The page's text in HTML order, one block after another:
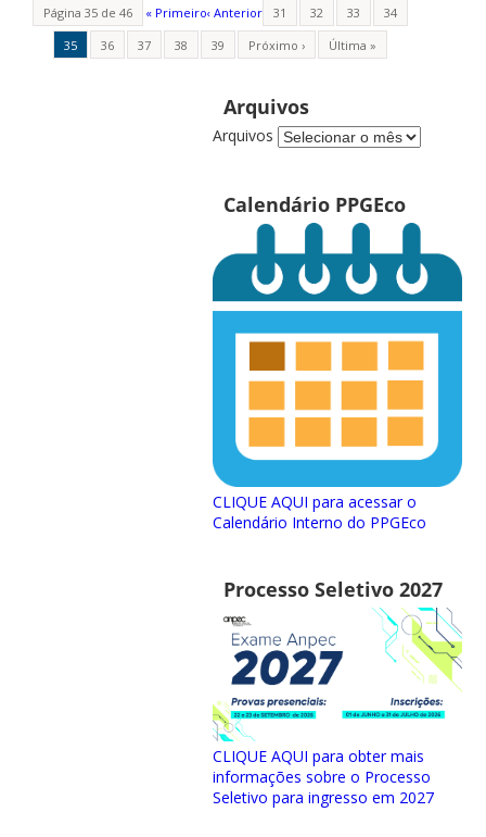
Página 35 de 46 « Primeiro‹ Anterior 31 32 33
34
35
36 37 38 39 Próximo › Última »
Arquivos
Arquivos
Calendário PPGEco
CLIQUE AQUI para acessar o
Calendário Interno do PPGEco
Processo Seletivo 2027
CLIQUE AQUI para obter mais
informações sobre o Processo
Seletivo para ingresso em 2027